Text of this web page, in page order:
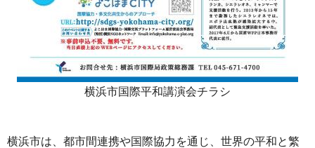
横浜市国際平和講演会チラシ
横浜市は、都市間連携や国際協力を通じ、世界の平和と繁